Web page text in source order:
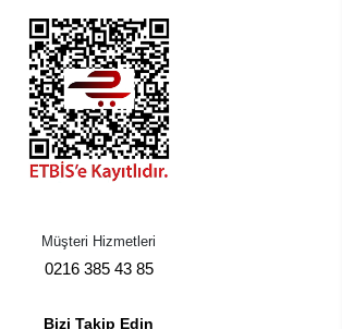
Müşteri Hizmetleri
0216 385 43 85
Bizi Takip Edin